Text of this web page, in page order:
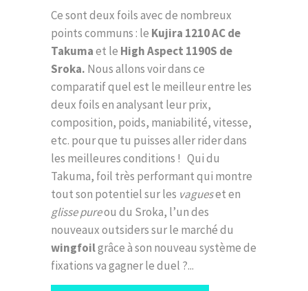
Ce sont deux foils avec de nombreux
points communs : le Kujira 1210 AC de
Takumaet le High Aspect 1190S de
Sroka. Nous allons voir dans ce
comparatif quel est le meilleur entre les
deux foils en analysant leur prix,
composition, poids, maniabilité, vitesse,
etc. pour que tu puisses aller rider dans
les meilleures conditions ! Qui du
Takuma, foil très performant qui montre
tout son potentiel sur les vagueset en
glisse pureou du Sroka, l’un des
nouveaux outsiders sur le marché du
wingfoilgrâce à son nouveau système de
fixations va gagner le duel ?